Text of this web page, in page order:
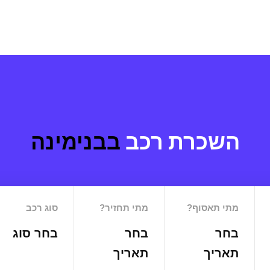
השכרת רכב בבנימינה
מתי תאסוף?
בחר
תאריך
מתי תחזיר?
בחר
תאריך
סוג רכב
בחר סוג